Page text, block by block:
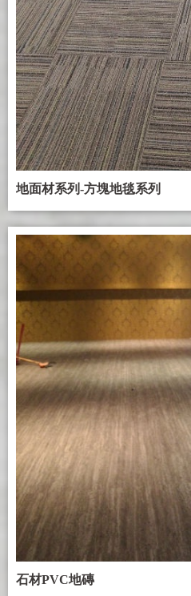
地面材系列-方塊地毯系列
石材PVC地磚